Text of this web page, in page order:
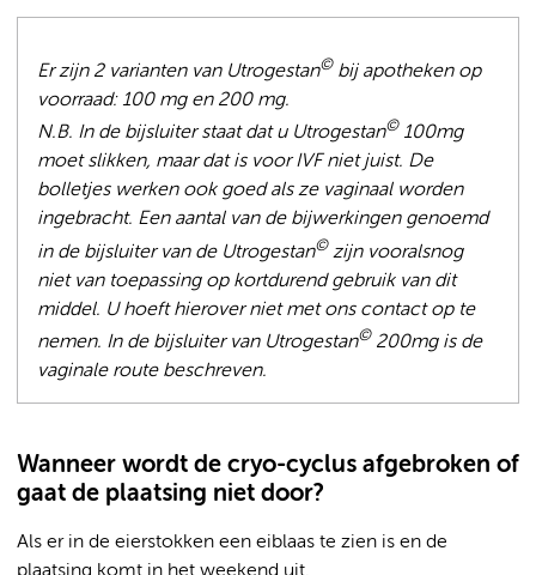
Er zijn 2 varianten van Utrogestan© bij apotheken op
voorraad: 100 mg en 200 mg.
N.B. In de bijsluiter staat dat u Utrogestan© 100mg
moet slikken, maar dat is voor IVF niet juist. De
bolletjes werken ook goed als ze vaginaal worden
ingebracht. Een aantal van de bijwerkingen genoemd
in de bijsluiter van de Utrogestan© zijn vooralsnog
niet van toepassing op kortdurend gebruik van dit
middel. U hoeft hierover niet met ons contact op te
nemen. In de bijsluiter van Utrogestan© 200mg is de
vaginale route beschreven.
Wanneer wordt de cryo-cyclus afgebroken of
gaat de plaatsing niet door?
Als er in de eierstokken een eiblaas te zien is en de
plaatsing komt in het weekend uit.